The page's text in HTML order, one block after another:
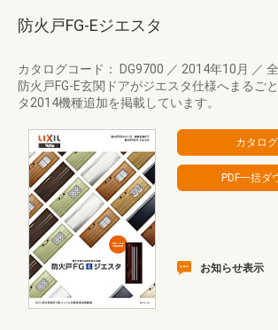
防火戸FG-Eジエスタ
カタログコード： DG9700 ／ 2014年10月 ／
防火戸FG-E玄関ドアがジエスタ仕様へまるご
タ2014機種追加を掲載しています。
お知らせ表示